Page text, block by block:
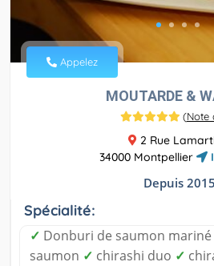
Appelez
MOUTARDE &
(Note
2 Rue
34000 Montpellier
Depuis 2015
Spécialité:
✓ Donburi de saumon mariné
saumon ✓ chirashi duo ✓